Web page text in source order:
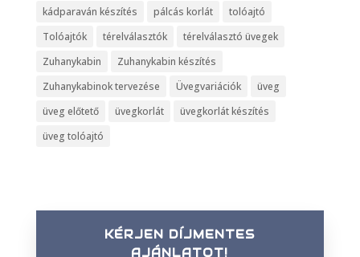
kádparaván készítés
pálcás korlát
tolóajtó
Tolóajtók
térelválasztók
térelválasztó üvegek
Zuhanykabin
Zuhanykabin készítés
Zuhanykabinok tervezése
Üvegvariációk
üveg
üveg előtető
üvegkorlát
üvegkorlát készítés
üveg tolóajtó
KÉRJEN DÍJMENTES
AJÁNLATOT!